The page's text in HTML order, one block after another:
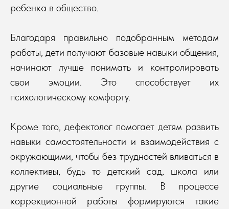
ребенка в общество.
Благодаря правильно подобранным методам
работы, дети получают базовые навыки общения,
начинают лучше понимать и контролировать
свои эмоции. Это способствует их
психологическому комфорту.
Кроме того, дефектолог помогает детям развить
навыки самостоятельности и взаимодействия с
окружающими, чтобы без трудностей вливаться в
коллективы, будь то детский сад, школа или
другие социальные группы. В процессе
коррекционной работы формируются такие